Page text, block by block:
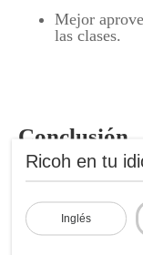
Ricoh en tu
Inglés
Mejor
las clases.
Conclusión
educativo y
en América
y